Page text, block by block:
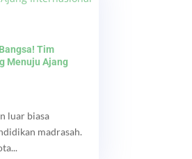
Tim
Menuju Ajang
luar biasa
madrasah.